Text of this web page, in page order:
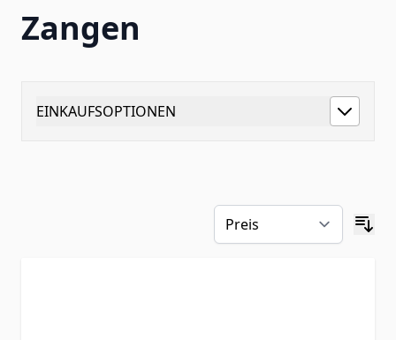
Zangen
EINKAUFSOPTIONEN